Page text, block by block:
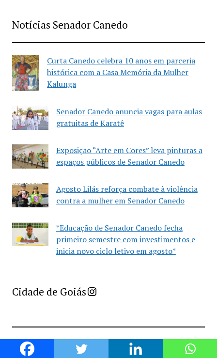
Notícias Senador Canedo
Curta Canedo celebra 10 anos em parceria
histórica com a Casa Memória da Mulher
Kalunga
Senador Canedo anuncia vagas para aulas
gratuitas de Karatê
Exposição “Arte em Cores” leva pinturas a
espaços públicos de Senador Canedo
Agosto Lilás reforça combate à violência
contra a mulher em Senador Canedo
*Educação de Senador Canedo fecha
primeiro semestre com investimentos e
inicia novo ciclo letivo em agosto*
Cidade de GoiásImprensa Criativa da Cidade de Goiás
Curta Canedo celebra 10 anos em parceria